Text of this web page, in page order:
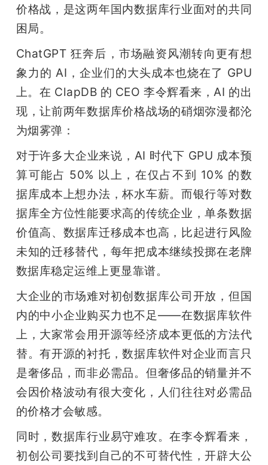
价格战，是这两年国内数据库行业面对的共同
困局。
ChatGPT 狂奔后，市场融资风潮转向更有想
象力的 AI，企业们的大头成本也烧在了 GPU
上。在 ClapDB 的 CEO 李令辉看来，AI 的出
现，让前两年数据库价格战场的硝烟弥漫都沦
为烟雾弹：
对于许多大企业来说，AI 时代下 GPU 成本预
算可能占 50% 以上，在仅占不到 10% 的数
据库成本上想办法，杯水车薪。而银行等对数
据库全方位性能要求高的传统企业，单条数据
价值高、数据库迁移成本也高，比起进行风险
未知的迁移替代，每年把成本继续投掷在老牌
数据库稳定运维上更显靠谱。
大企业的市场难对初创数据库公司开放，但国
内的中小企业购买力也不足——在数据库软件
上，大家常会用开源等经济成本更低的方法代
替。有开源的衬托，数据库软件对企业而言只
是奢侈品，而非必需品。但奢侈品的销量并不
会因价格波动有很大变化，人们往往对必需品
的价格才会敏感。
同时，数据库行业易守难攻。在李令辉看来，
初创公司要找到自己的不可替代性，开辟大公